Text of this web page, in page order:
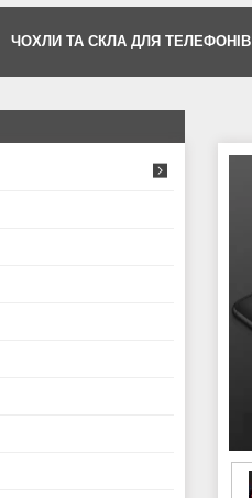
ЧОХЛИ ТА СКЛА ДЛЯ ТЕЛЕФОНІВ